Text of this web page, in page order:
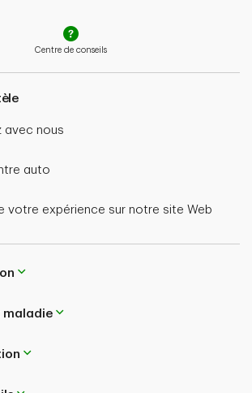
réclamation, l’indemnisation
aussi de l’admissibilité de la
type de couverture souscrite.
entre le contenu de cette
de votre police, le contenu de votre
Centre de conseils
avec nous
auto
votre expérience sur notre site Web
maladie